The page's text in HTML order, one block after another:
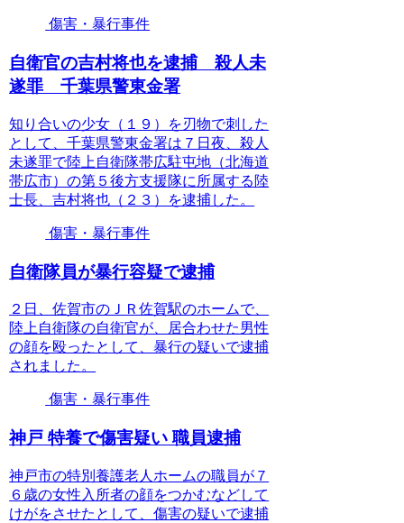
傷害・暴行事件
自衛官の吉村将也を逮捕 殺人未
遂罪 千葉県警東金署
知り合いの少女（１９）を刃物で刺した
として、千葉県警東金署は７日夜、殺人
未遂罪で陸上自衛隊帯広駐屯地（北海道
帯広市）の第５後方支援隊に所属する陸
士長、吉村将也（２３）を逮捕した。
傷害・暴行事件
自衛隊員が暴行容疑で逮捕
２日、佐賀市のＪＲ佐賀駅のホームで、
陸上自衛隊の自衛官が、居合わせた男性
の顔を殴ったとして、暴行の疑いで逮捕
されました。
傷害・暴行事件
神戸 特養で傷害疑い 職員逮捕
神戸市の特別養護老人ホームの職員が７
６歳の女性入所者の顔をつかむなどして
けがをさせたとして、傷害の疑いで逮捕